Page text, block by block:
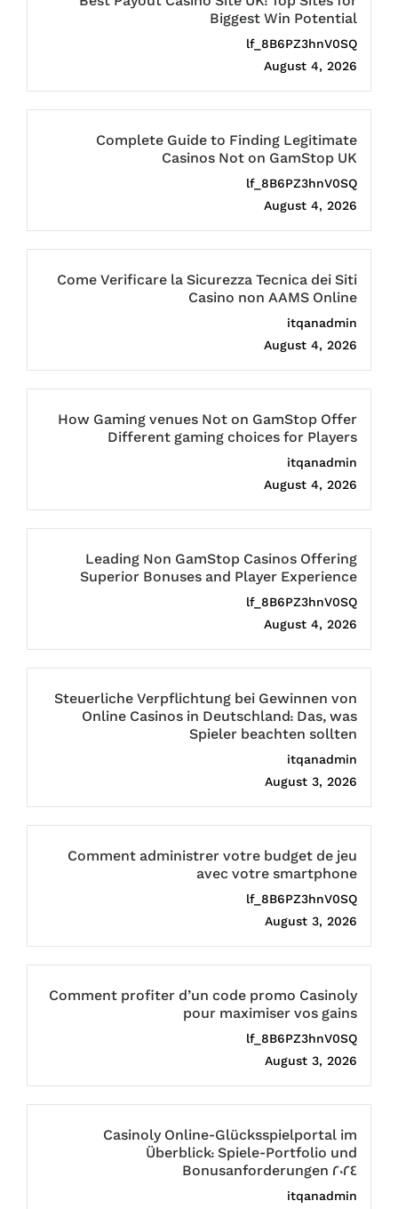
Biggest Win Potential
lf_8B6PZ3hnV0SQ
August 4, 2026
Complete Guide to Finding Legitimate
Casinos Not on GamStop UK
lf_8B6PZ3hnV0SQ
August 4, 2026
Come Verificare la Sicurezza Tecnica dei Siti
Casino non AAMS Online
itqanadmin
August 4, 2026
How Gaming venues Not on GamStop Offer
Different gaming choices for Players
itqanadmin
August 4, 2026
Leading Non GamStop Casinos Offering
Superior Bonuses and Player Experience
lf_8B6PZ3hnV0SQ
August 4, 2026
Steuerliche Verpflichtung bei Gewinnen von
Online Casinos in Deutschland: Das, was
Spieler beachten sollten
itqanadmin
August 3, 2026
Comment administrer votre budget de jeu
avec votre smartphone
lf_8B6PZ3hnV0SQ
August 3, 2026
Comment profiter d’un code promo Casinoly
pour maximiser vos gains
lf_8B6PZ3hnV0SQ
August 3, 2026
Casinoly Online-Glücksspielportal im
Überblick: Spiele-Portfolio und
Bonusanforderungen 2024
itqanadmin